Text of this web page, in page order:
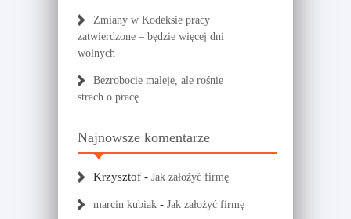
Zmiany w Kodeksie pracy
zatwierdzone – będzie więcej dni
wolnych
Bezrobocie maleje, ale rośnie
strach o pracę
Najnowsze komentarze
Krzysztof - Jak założyć firmę
marcin kubiak - Jak założyć firmę